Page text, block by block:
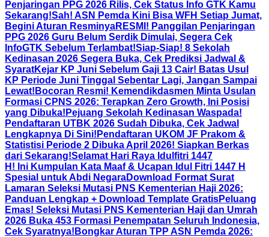
Penjaringan PPG 2026 Rilis, Cek Status Info GTK Kamu
Sekarang!Sah! ASN Pemda Kini Bisa WFH Setiap Jumat,
Begini Aturan ResminyaRESMI! Panggilan Penjaringan
PPG 2026 Guru Belum Serdik Dimulai, Segera Cek
InfoGTK Sebelum Terlambat!Siap-Siap! 8 Sekolah
Kedinasan 2026 Segera Buka, Cek Prediksi Jadwal &
SyaratKejar KP Juni Sebelum Gaji 13 Cair! Batas Usul
KP Periode Juni Tinggal Sebentar Lagi, Jangan Sampai
Lewat! Bocoran Resmi! Kemendikdasmen Minta Usulan
Formasi CPNS 2026: Terapkan Zero Growth, Ini Posisi
yang Dibuka! Pejuang Sekolah Kedinasan Waspada!
Pendaftaran UTBK 2026 Sudah Dibuka, Cek Jadwal
Lengkapnya Di Sini! Pendaftaran UKOM JF Prakom &
Statistisi Periode 2 Dibuka April 2026! Siapkan Berkas
dari Sekarang!Selamat Hari Raya Idulfitri 1447
H! Ini Kumpulan Kata Maaf & Ucapan Idul Fitri 1447 H
Spesial untuk Abdi NegaraDownload Format Surat
Lamaran Seleksi Mutasi PNS Kementerian Haji 2026:
Panduan Lengkap + Download Template GratisPeluang
Emas! Seleksi Mutasi PNS Kementerian Haji dan Umrah
2026 Buka 453 Formasi Penempatan Seluruh Indonesia,
Cek Syaratnya! Bongkar Aturan TPP ASN Pemda 2026: